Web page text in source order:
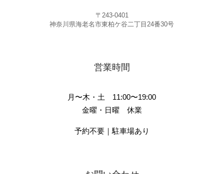
〒243-0401
神奈川県海老名市東柏ケ谷二丁目24番30号
営業時間
月〜木・土 11:00〜19:00
金曜・日曜 休業
予約不要｜駐車場あり